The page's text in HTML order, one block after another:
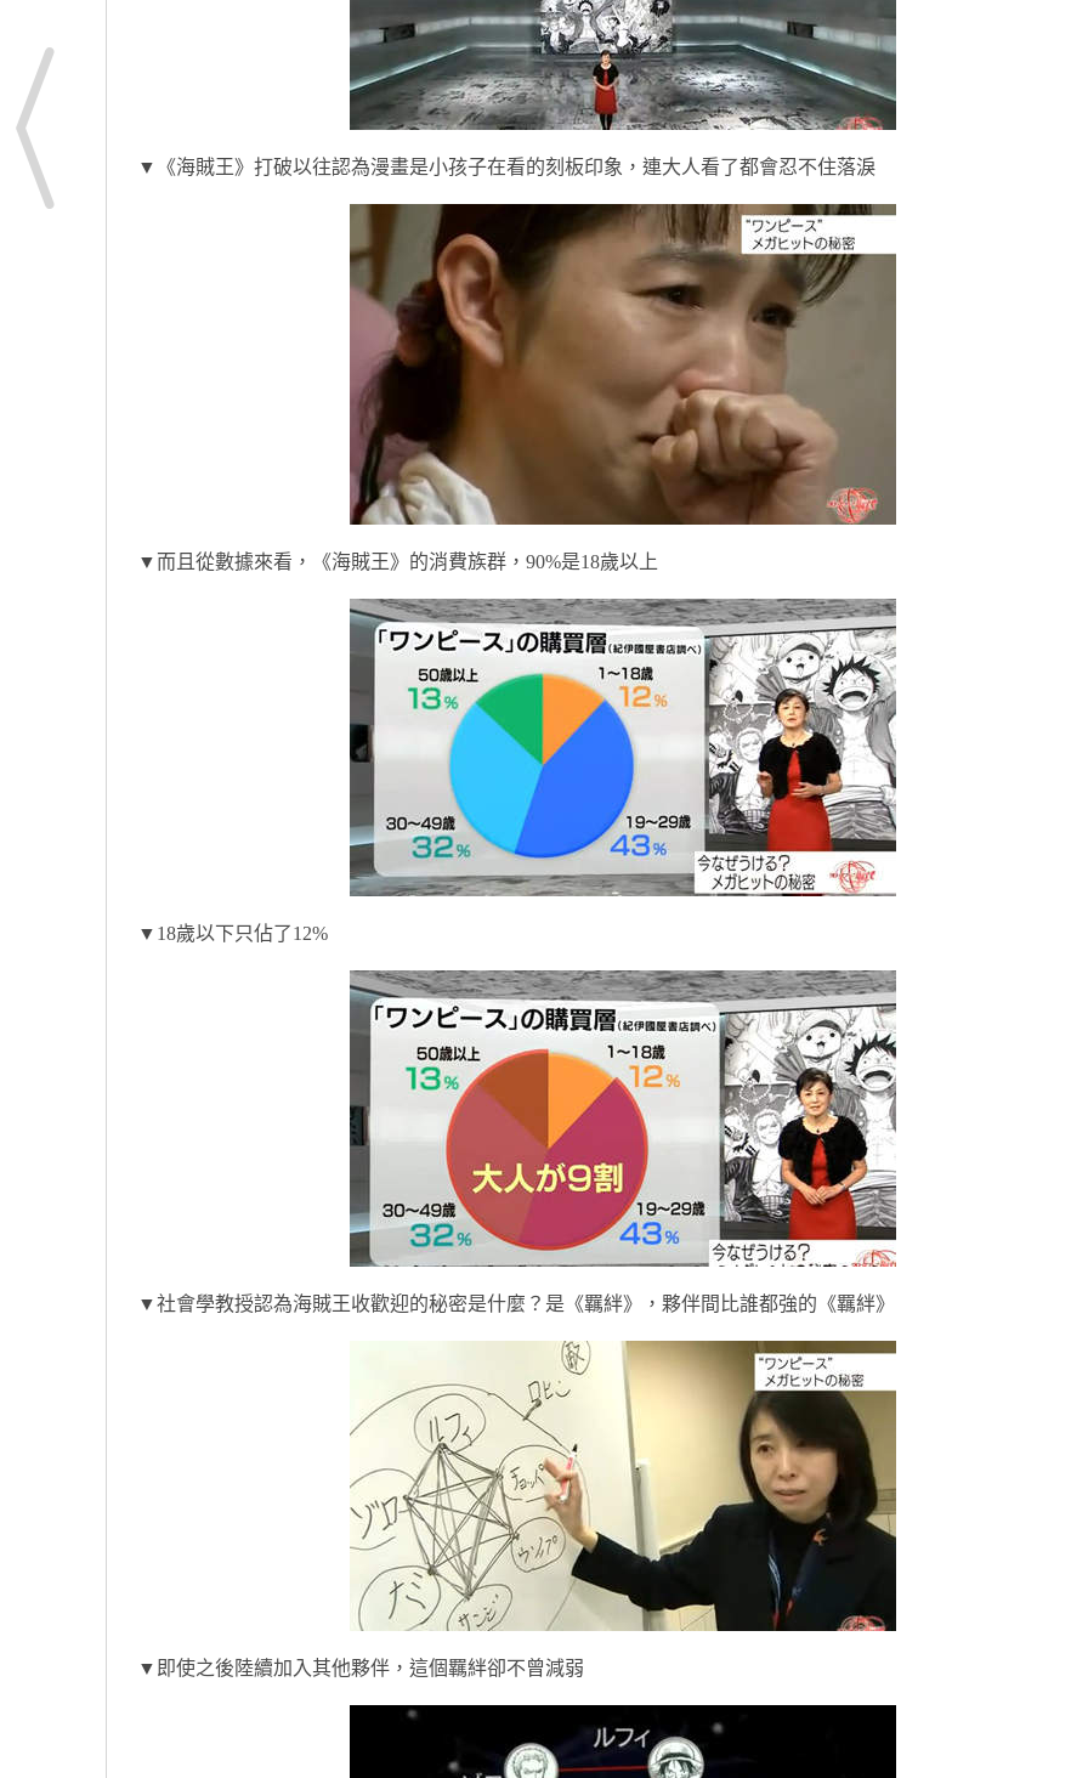
▼《海賊王》打破以往認為漫畫是小孩子在看的刻板印象，連大人看了都會忍不住落淚
▼而且從數據來看，《海賊王》的消費族群，90%是18歲以上
▼18歲以下只佔了12%
▼社會學教授認為海賊王收歡迎的秘密是什麼？是《羈絆》，夥伴間比誰都強的《羈絆》
▼即使之後陸續加入其他夥伴，這個羈絆卻不曾減弱